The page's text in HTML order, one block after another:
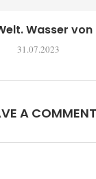
Wasser von
31.07.2023
A COMMENT